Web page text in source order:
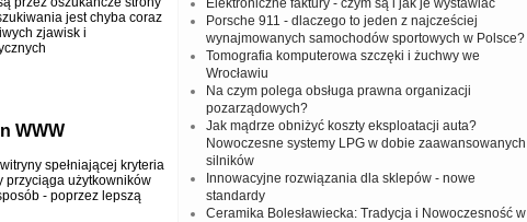
jest chyba coraz
zjawisk i
WWW
spełniającej kryteria
przyciąga użytkowników
- poprzez lepszą
Elektroniczne faktury - czym są i jak je wystawiać
Porsche 911 - dlaczego to jeden z najcześciej
wynajmowanych samochodów sportowych w Polsce?
Tomografia komputerowa szczęki i żuchwy we
Wrocławiu
Na czym polega obsługa prawna organizacji
pozarządowych?
Jak mądrze obniżyć koszty eksploatacji auta?
Nowoczesne systemy LPG w dobie zaawansowanych
silników
Innowacyjne rozwiązania dla sklepów - nowe
standardy
Ceramika Bolesławiecka: Tradycja i Nowoczesność w